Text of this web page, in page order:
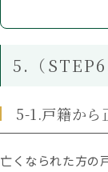
5.（
5-1.戸籍から
亡くなられた方の